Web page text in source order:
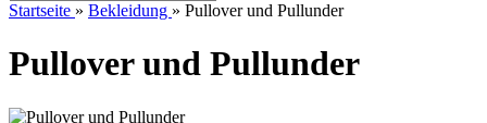
Startseite » Bekleidung » Pullover und Pullunder
Pullover und Pullunder